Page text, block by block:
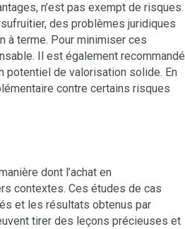
n’est pas exempt de risques.
des problèmes juridiques
à terme. Pour minimiser ces
Il est également recommandé
de valorisation solide. En
contre certains risques
dont l’achat en
contextes. Ces études de cas
et les résultats obtenus par
tirer des leçons précieuses et